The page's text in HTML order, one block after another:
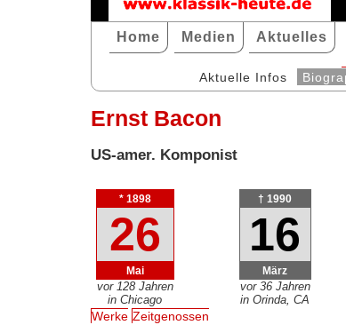
Home Medien Aktuelles
Aktuelle Infos
Ernst Bacon
US-amer. Komponist
* 1898
26
Mai
vor 128 Jahren
in Chicago
† 1990
16
März
vor 36 Jahren
in Orinda, CA
Werke Zeitgenossen